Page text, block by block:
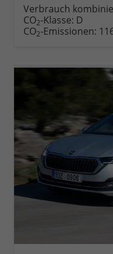
Verbrauch
CO2-Klasse: D
CO2-Emissionen: